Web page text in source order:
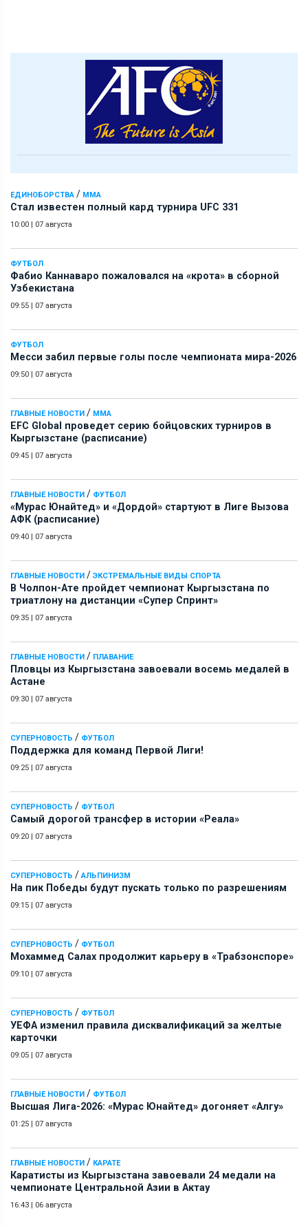
ЕДИНОБОРСТВА / ММА
Стал известен полный кард турнира UFC 331
10:00 | 07 августа
ФУТБОЛ
Фабио Каннаваро пожаловался на «крота» в сборной
Узбекистана
09:55 | 07 августа
ФУТБОЛ
Месси забил первые голы после чемпионата мира-2026
09:50 | 07 августа
ГЛАВНЫЕ НОВОСТИ / ММА
EFC Global проведет серию бойцовских турниров в
Кыргызстане (расписание)
09:45 | 07 августа
ГЛАВНЫЕ НОВОСТИ / ФУТБОЛ
«Мурас Юнайтед» и «Дордой» стартуют в Лиге Вызова
АФК (расписание)
09:40 | 07 августа
ГЛАВНЫЕ НОВОСТИ / ЭКСТРЕМАЛЬНЫЕ ВИДЫ СПОРТА
В Чолпон-Ате пройдет чемпионат Кыргызстана по
триатлону на дистанции «Супер Спринт»
09:35 | 07 августа
ГЛАВНЫЕ НОВОСТИ / ПЛАВАНИЕ
Пловцы из Кыргызстана завоевали восемь медалей в
Астане
09:30 | 07 августа
СУПЕРНОВОСТЬ / ФУТБОЛ
Поддержка для команд Первой Лиги!
09:25 | 07 августа
СУПЕРНОВОСТЬ / ФУТБОЛ
Самый дорогой трансфер в истории «Реала»
09:20 | 07 августа
СУПЕРНОВОСТЬ / АЛЬПИНИЗМ
На пик Победы будут пускать только по разрешениям
09:15 | 07 августа
СУПЕРНОВОСТЬ / ФУТБОЛ
Мохаммед Салах продолжит карьеру в «Трабзонспоре»
09:10 | 07 августа
СУПЕРНОВОСТЬ / ФУТБОЛ
УЕФА изменил правила дисквалификаций за желтые
карточки
09:05 | 07 августа
ГЛАВНЫЕ НОВОСТИ / ФУТБОЛ
Высшая Лига-2026: «Мурас Юнайтед» догоняет «Алгу»
01:25 | 07 августа
ГЛАВНЫЕ НОВОСТИ / КАРАТЕ
Каратисты из Кыргызстана завоевали 24 медали на
чемпионате Центральной Азии в Актау
16:43 | 06 августа